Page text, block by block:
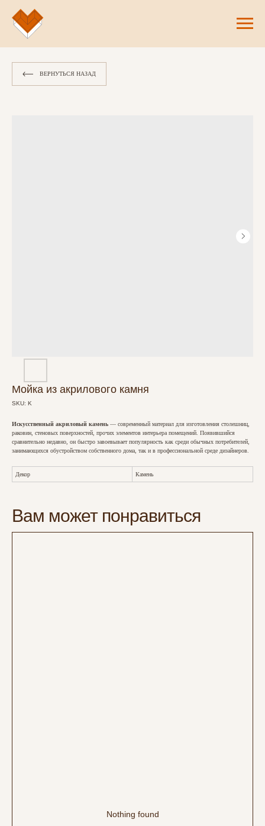
ВЕРНУТЬСЯ НАЗАД
Мойка из акрилового камня
SKU: K
Искусственный акриловый камень — современный материал для изготовления столешниц,
раковин, стеновых поверхностей, прочих элементов интерьера помещений. Появившийся
сравнительно недавно, он быстро завоевывает популярность как среди обычных потребителей,
занимающихся обустройством собственного дома, так и в профессиональной среде дизайнеров.
Декор Камень
Вам может понравиться
Nothing found